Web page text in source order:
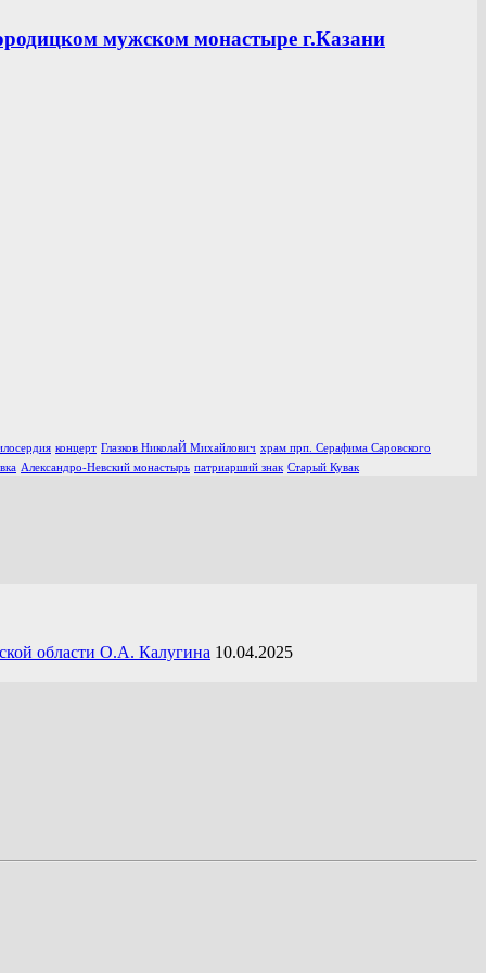
мужском монастыре г.Казани
концерт Глазков НиколаЙ Михайлович храм прп. Серафима Саровского
Александро-Невский монастырь патриарший знак Старый Кувак
области О.А. Калугина 10.04.2025